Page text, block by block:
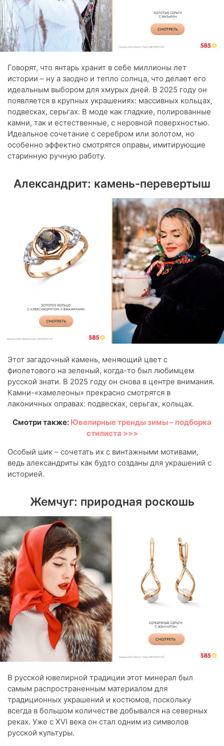
Говорят, что янтарь хранит в себе миллионы лет
истории – ну а заодно и тепло солнца, что делает его
идеальным выбором для хмурых дней. В 2025 году он
появляется в крупных украшениях: массивных кольцах,
подвесках, серьгах. В моде как гладкие, полированные
камни, так и естественные, с неровной поверхностью.
Идеальное сочетание с серебром или золотом, но
особенно эффектно смотрятся оправы, имитирующие
старинную ручную работу.
Александрит: камень-перевертыш
Этот загадочный камень, меняющий цвет с
фиолетового на зеленый, когда-то был любимцем
русской знати. В 2025 году он снова в центре внимания.
Камни-«хамелеоны» прекрасно смотрятся в
лаконичных оправах: подвесках, серьгах, кольцах.
Смотри также: Ювелирные тренды зимы – подборка
стилиста >>>
Особый шик – сочетать их с винтажными мотивами,
ведь александриты как будто созданы для украшений с
историей.
Жемчуг: природная роскошь
В русской ювелирной традиции этот минерал был
самым распространенным материалом для
традиционных украшений и костюмов, поскольку
всегда в большом количестве добывался на северных
реках. Уже с XVI века он стал одним из символов
русской культуры.